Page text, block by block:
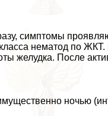
симптомы
нематод по
желудка. После
ночью